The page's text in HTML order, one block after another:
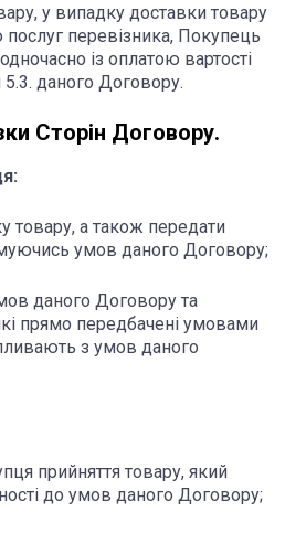
у випадку доставки товару
перевізника, Покупець
із оплатою вартості
5.3. даного Договору.
Сторін Договору.
товару, а також передати
умов даного Договору;
даного Договору та
прямо передбачені умовами
з умов даного
прийняття товару, який
до умов даного Договору;